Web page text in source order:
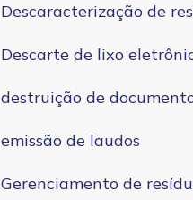
Descaracterização de
Descarte de lixo
destruição de
emissão de laudos
Gerenciamento de